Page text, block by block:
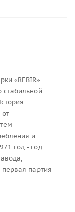
«REBIR»
стабильной
и
год - год
партия